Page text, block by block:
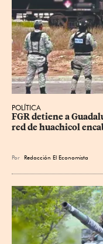
POLÍTICA
FGR detiene a
red de huachicol
Por Redacción El Economista